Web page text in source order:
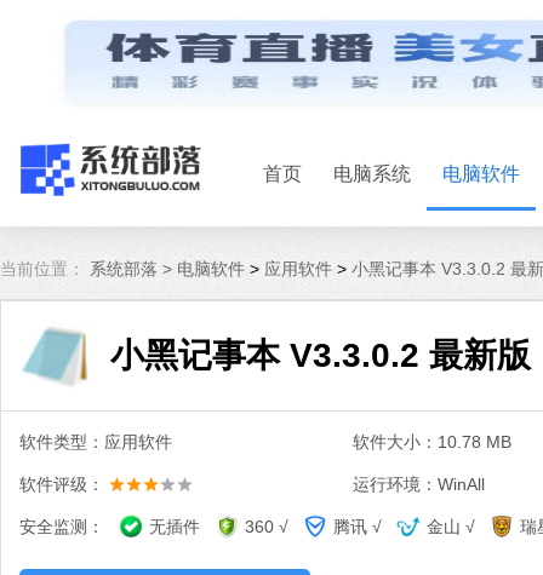
首页 电脑系统 电脑软件
当前位置： 系统部落 > 电脑软件 > 应用软件 > 小黑记事本 V3.3.0.2 最
小黑记事本 V3.3.0.2 最新版
软件类型：应用软件 软件大小：10.78 MB
软件评级： 运行环境：WinAll
安全监测： 无插件 360 √ 腾讯 √ 金山 √ 瑞